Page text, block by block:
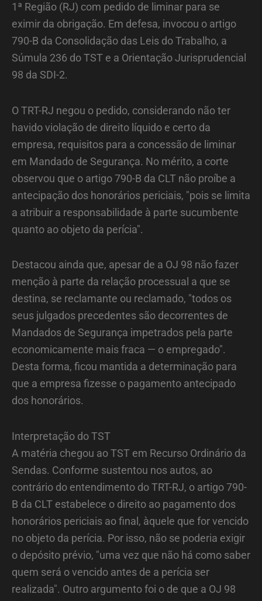
1ª Região (RJ) com pedido de liminar para se
eximir da obrigação. Em defesa, invocou o artigo
790-B da Consolidação das Leis do Trabalho, a
Súmula 236 do TST e a Orientação Jurisprudencial
98 da SDI-2.
O TRT-RJ negou o pedido, considerando não ter
havido violação de direito líquido e certo da
empresa, requisitos para a concessão de liminar
em Mandado de Segurança. No mérito, a corte
observou que o artigo 790-B da CLT não proíbe a
antecipação dos honorários periciais, "pois se limita
a atribuir a responsabilidade à parte sucumbente
quanto ao objeto da perícia".
Destacou ainda que, apesar de a OJ 98 não fazer
menção à parte da relação processual a que se
destina, se reclamante ou reclamado, "todos os
seus julgados precedentes são decorrentes de
Mandados de Segurança impetrados pela parte
economicamente mais fraca — o empregado".
Desta forma, ficou mantida a determinação para
que a empresa fizesse o pagamento antecipado
dos honorários.
Interpretação do TST
A matéria chegou ao TST em Recurso Ordinário da
Sendas. Conforme sustentou nos autos, ao
contrário do entendimento do TRT-RJ, o artigo 790-
B da CLT estabelece o direito ao pagamento dos
honorários periciais ao final, àquele que for vencido
no objeto da perícia. Por isso, não se poderia exigir
o depósito prévio, "uma vez que não há como saber
quem será o vencido antes de a perícia ser
realizada". Outro argumento foi o de que a OJ 98